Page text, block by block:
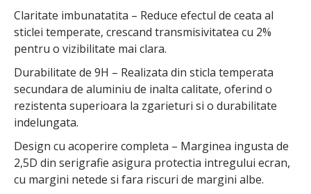
Claritate imbunatatita – Reduce efectul de ceata al
sticlei temperate, crescand transmisivitatea cu 2%
pentru o vizibilitate mai clara.
Durabilitate de 9H – Realizata din sticla temperata
secundara de aluminiu de inalta calitate, oferind o
rezistenta superioara la zgarieturi si o durabilitate
indelungata.
Design cu acoperire completa – Marginea ingusta de
2,5D din serigrafie asigura protectia intregului ecran,
cu margini netede si fara riscuri de margini albe.